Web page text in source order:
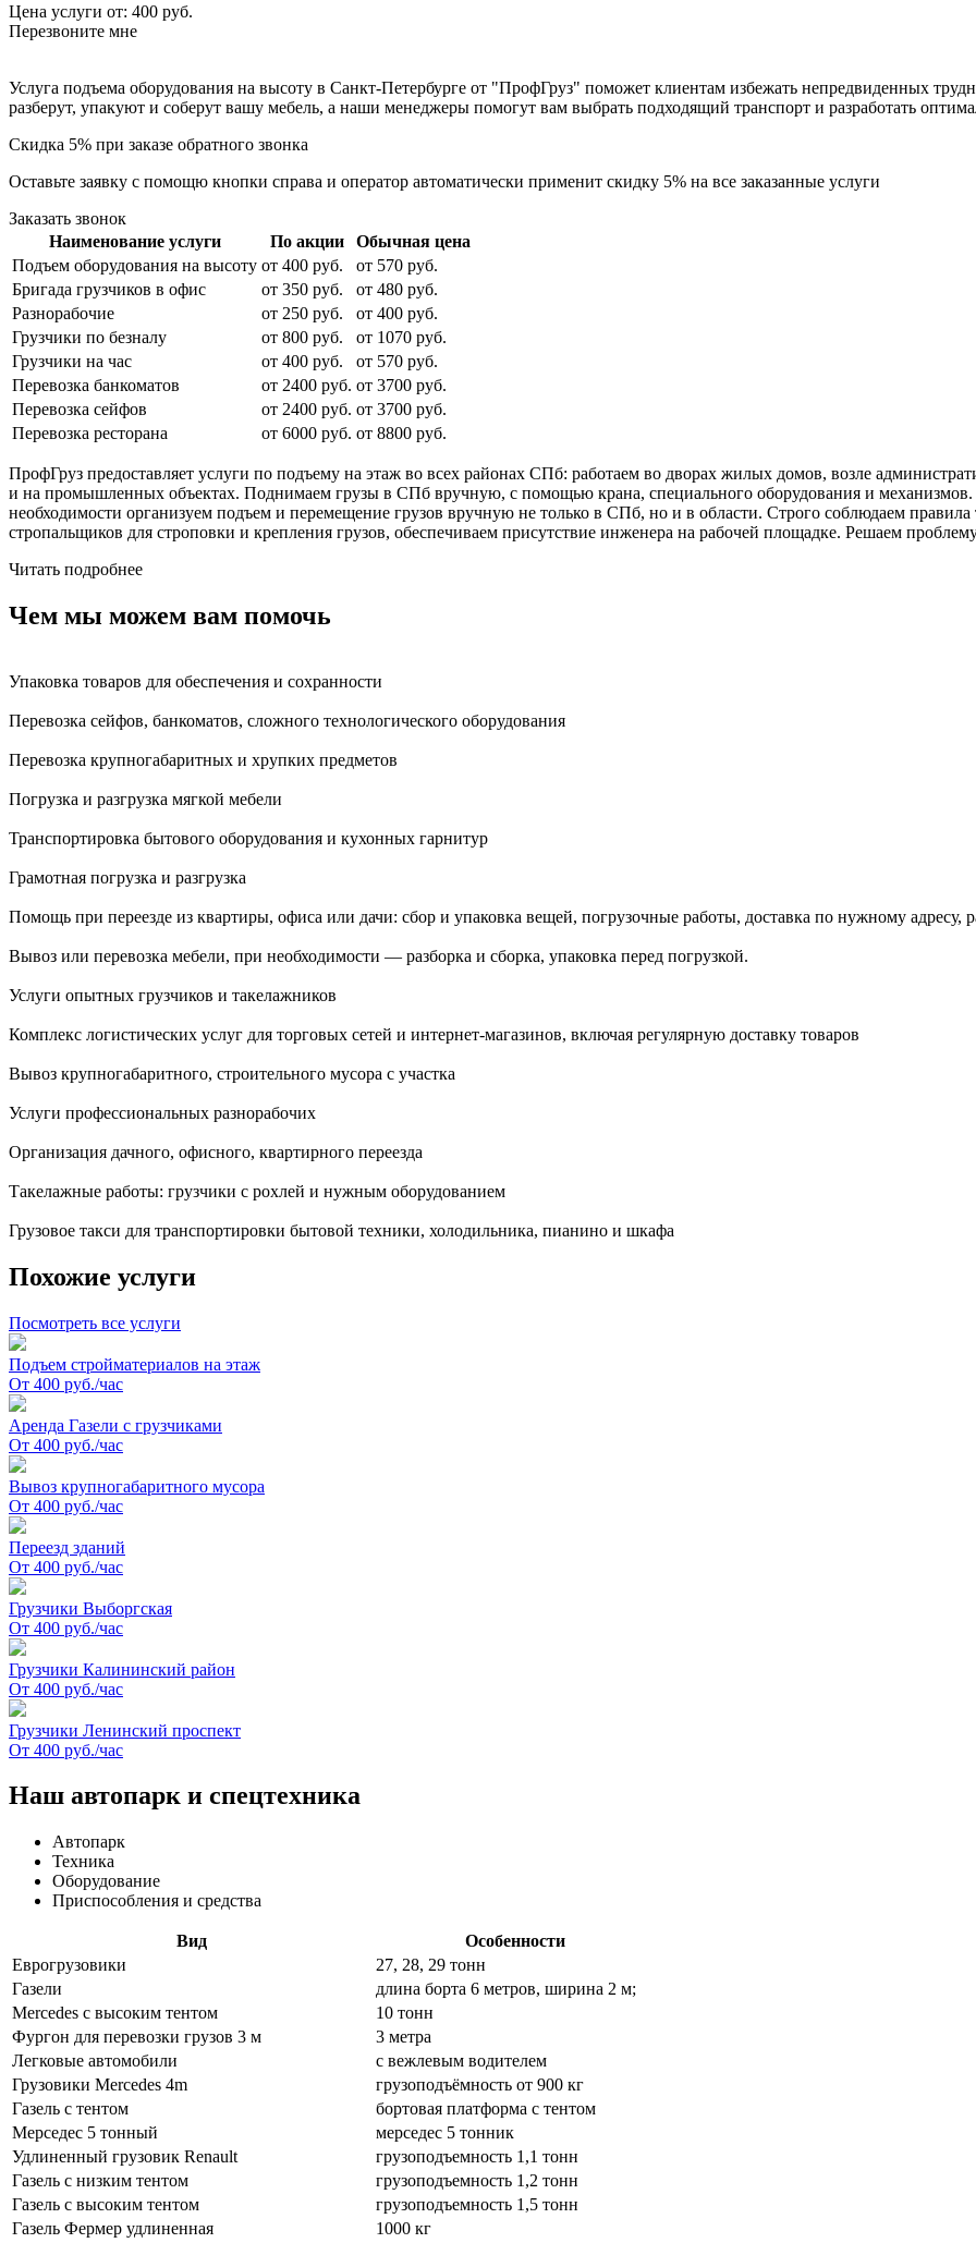
Цена услуги от: 400 руб.
Перезвоните мне
Услуга подъема оборудования на высоту в Санкт-Петербурге от "ПрофГруз" поможет клиентам избежать непредвиденных
разберут, упакуют и соберут вашу мебель, а наши менеджеры помогут вам выбрать подходящий транспорт и разработать
Скидка 5% при заказе обратного звонка
Оставьте заявку с помощю кнопки справа и оператор автоматически применит скидку 5% на все заказанные услуги
Заказать звонок
Наименование услуги
По акции
Обычная цена
Подъем оборудования на высоту от 400 руб.
от 570 руб.
Бригада грузчиков в офис
от 350 руб.
от 480 руб.
Разнорабочие
от 250 руб.
от 400 руб.
Грузчики по безналу
от 800 руб.
от 1070 руб.
Грузчики на час
от 400 руб.
от 570 руб.
Перевозка банкоматов
от 2400 руб. от 3700 руб.
Перевозка сейфов
от 2400 руб. от 3700 руб.
Перевозка ресторана
от 6000 руб. от 8800 руб.
ПрофГруз предоставляет услуги по подъему на этаж во всех районах СПб: работаем во дворах жилых домов, возле
и на промышленных объектах. Поднимаем грузы в СПб вручную, с помощью крана, специального оборудования и
необходимости организуем подъем и перемещение грузов вручную не только в СПб, но и в области. Строго соблюдаем
стропальщиков для строповки и крепления грузов, обеспечиваем присутствие инженера на рабочей площадке. Решаем
Читать подробнее
Чем мы можем вам помочь
Упаковка товаров для обеспечения и сохранности
Перевозка сейфов, банкоматов, сложного технологического оборудования
Перевозка крупногабаритных и хрупких предметов
Погрузка и разгрузка мягкой мебели
Транспортировка бытового оборудования и кухонных гарнитур
Грамотная погрузка и разгрузка
Помощь при переезде из квартиры, офиса или дачи: сбор и упаковка вещей, погрузочные работы, доставка по нужному адресу,
Вывоз или перевозка мебели, при необходимости — разборка и сборка, упаковка перед погрузкой.
Услуги опытных грузчиков и такелажников
Комплекс логистических услуг для торговых сетей и интернет-магазинов, включая регулярную доставку товаров
Вывоз крупногабаритного, строительного мусора с участка
Услуги профессиональных разнорабочих
Организация дачного, офисного, квартирного переезда
Такелажные работы: грузчики с рохлей и нужным оборудованием
Грузовое такси для транспортировки бытовой техники, холодильника, пианино и шкафа
Похожие услуги
Посмотреть все услуги
Подъем стройматериалов на этаж
От 400 руб./час
Аренда Газели с грузчиками
От 400 руб./час
Вывоз крупногабаритного мусора
От 400 руб./час
Переезд зданий
От 400 руб./час
Грузчики Выборгская
От 400 руб./час
Грузчики Калининский район
От 400 руб./час
Грузчики Ленинский проспект
От 400 руб./час
Наш автопарк и спецтехника
Автопарк
Техника
Оборудование
Приспособления и средства
Вид
Особенности
Еврогрузовики
27, 28, 29 тонн
Газели
длина борта 6 метров, ширина 2 м;
Mercedes с высоким тентом
10 тонн
Фургон для перевозки грузов 3 м
3 метра
Легковые автомобили
с вежлевым водителем
Грузовики Mercedes 4m
грузоподъёмность от 900 кг
Газель с тентом
бортовая платформа с тентом
Мерседес 5 тонный
мерседес 5 тонник
Удлиненный грузовик Renault
грузоподъемность 1,1 тонн
Газель с низким тентом
грузоподъемность 1,2 тонн
Газель с высоким тентом
грузоподъемность 1,5 тонн
Газель Фермер удлиненная
1000 кг